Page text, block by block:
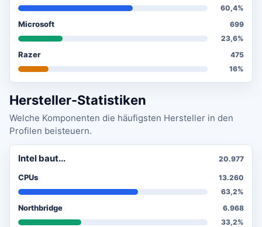
60,4%
Microsoft
699
23,6%
Razer
475
16%
Hersteller-Statistiken
Welche Komponenten die häufigsten Hersteller in den
Profilen beisteuern.
Intel baut... 20.977
CPUs
13.260
63,2%
Northbridge
6.968
33,2%